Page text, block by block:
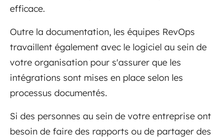
efficace.
Outre la documentation, les équipes RevOps
travaillent également avec le logiciel au sein de
votre organisation pour s'assurer que les
intégrations sont mises en place selon les
processus documentés.
Si des personnes au sein de votre entreprise ont
besoin de faire des rapports ou de partager des